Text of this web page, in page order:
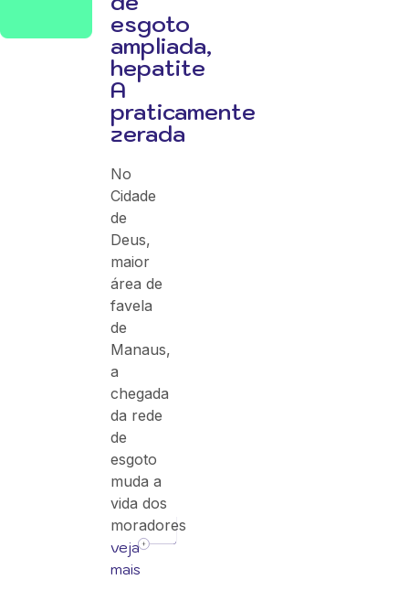
esgoto
ampliada,
hepatite
A
praticamente
zerada
No
Cidade
de
Deus,
maior
área de
favela
de
Manaus,
a
chegada
da rede
de
esgoto
muda a
vida dos
moradores
veja
mais